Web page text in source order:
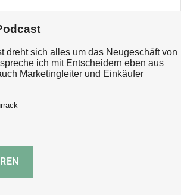
dreht sich alles um das Neugeschäft von
ich mit Entscheidern eben aus
Marketingleiter und Einkäufer